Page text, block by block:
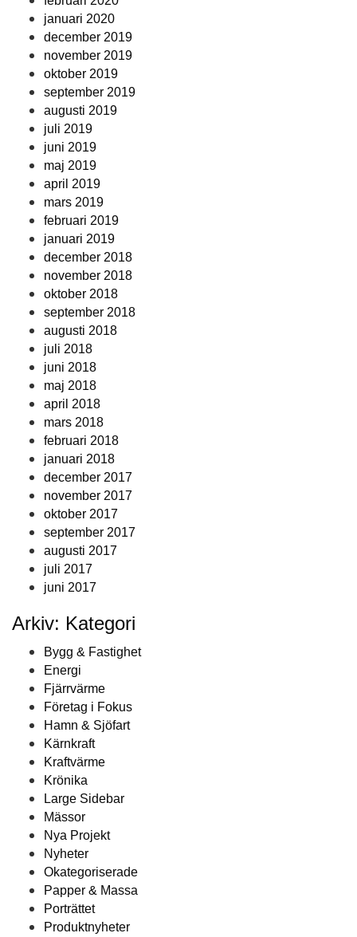
januari 2020
december 2019
november 2019
oktober 2019
september 2019
augusti 2019
juli 2019
juni 2019
maj 2019
april 2019
mars 2019
februari 2019
januari 2019
december 2018
november 2018
oktober 2018
september 2018
augusti 2018
juli 2018
juni 2018
maj 2018
april 2018
mars 2018
februari 2018
januari 2018
december 2017
november 2017
oktober 2017
september 2017
augusti 2017
juli 2017
juni 2017
Arkiv: Kategori
Bygg & Fastighet
Energi
Fjärrvärme
Företag i Fokus
Hamn & Sjöfart
Kärnkraft
Kraftvärme
Krönika
Large Sidebar
Mässor
Nya Projekt
Nyheter
Okategoriserade
Papper & Massa
Porträttet
Produktnyheter